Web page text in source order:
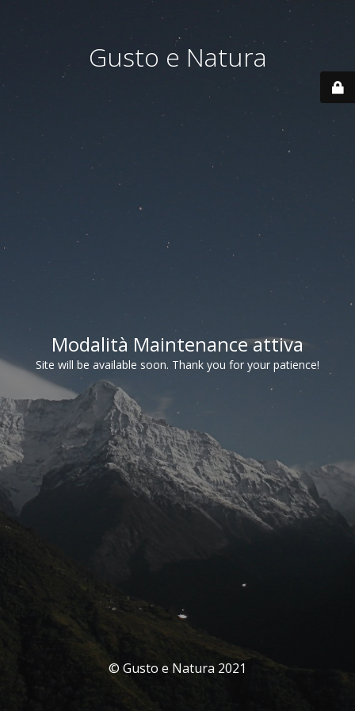
Gusto e Natura
Modalità Maintenance attiva
Site will be available soon. Thank you for your patience!
© Gusto e Natura 2021